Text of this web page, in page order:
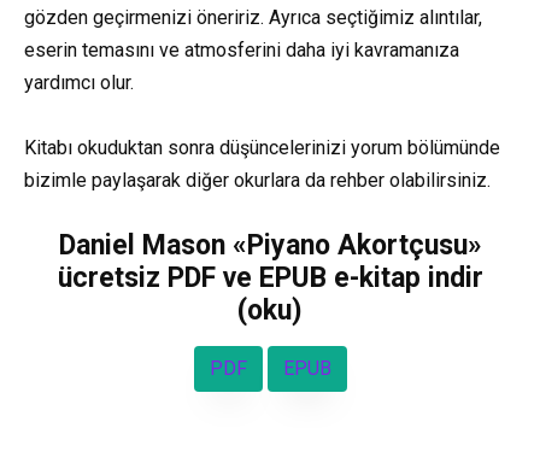
gözden geçirmenizi öneririz. Ayrıca seçtiğimiz alıntılar,
eserin temasını ve atmosferini daha iyi kavramanıza
yardımcı olur.
Kitabı okuduktan sonra düşüncelerinizi yorum bölümünde
bizimle paylaşarak diğer okurlara da rehber olabilirsiniz.
Daniel Mason «Piyano Akortçusu»
ücretsiz PDF ve EPUB e-kitap indir
(oku)
PDF EPUB